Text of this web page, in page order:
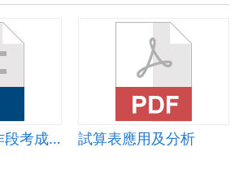
利用Excel製作段考成績單 試算表應用及分析